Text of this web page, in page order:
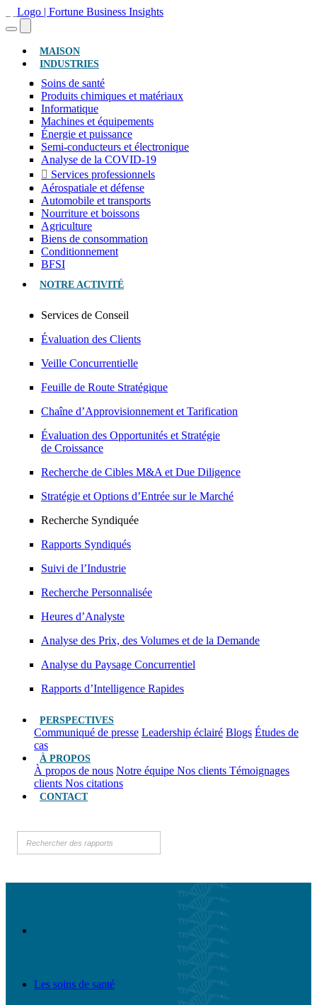
MAISON(ACTUEL)
INDUSTRIES
Soins de santé
Produits chimiques et matériaux
Informatique
Machines et équipements
Énergie et puissance
Semi-conducteurs et électronique
Analyse de la COVID-19
Services professionnels
Aérospatiale et défense
Automobile et transports
Nourriture et boissons
Agriculture
Biens de consommation
Conditionnement
BFSI
NOTRE ACTIVITÉ
Services de Conseil
Évaluation des Clients
Veille Concurrentielle
Feuille de Route Stratégique
Chaîne d’Approvisionnement et Tarification
Évaluation des Opportunités et Stratégie
de Croissance
Recherche de Cibles M&A et Due Diligence
Stratégie et Options d’Entrée sur le Marché
Recherche Syndiquée
Rapports Syndiqués
Suivi de l’Industrie
Recherche Personnalisée
Heures d’Analyste
Analyse des Prix, des Volumes et de la Demande
Analyse du Paysage Concurrentiel
Rapports d’Intelligence Rapides
PERSPECTIVES
Communiqué de presse Leadership éclairé Blogs Études de
cas
À PROPOS
À propos de nous Notre équipe Nos clients Témoignages
clients Nos citations
CONTACT
Les soins de santé